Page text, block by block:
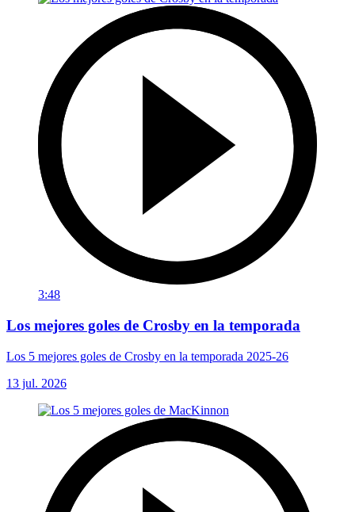
3:48
Los mejores goles de Crosby en la temporada
Los 5 mejores goles de Crosby en la temporada 2025-26
13 jul. 2026